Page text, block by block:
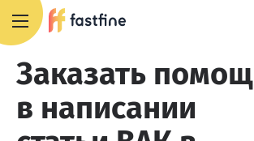
Заказать
в написании